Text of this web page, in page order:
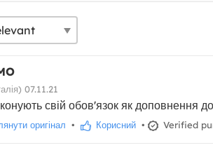
07.11.21
свій обов'язок як доповнення
оригінал • Корисний • Verified